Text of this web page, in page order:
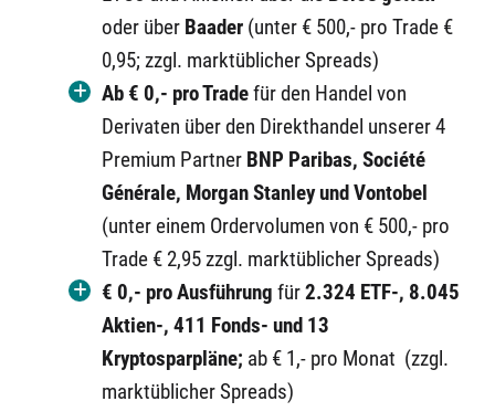
oder über Baader (unter € 500,- pro Trade €
0,95; zzgl. marktüblicher Spreads)
Ab € 0,- pro Tradefür den Handel von
Derivaten über den Direkthandel unserer 4
Premium Partner BNP Paribas, Société
Générale, Morgan Stanley und Vontobel
(unter einem Ordervolumen von € 500,- pro
Trade € 2,95 zzgl. marktüblicher Spreads)
€ 0,- pro Ausführung für2.324 ETF-, 8.045
Aktien-, 411 Fonds- und 13
Kryptosparpläne; ab € 1,- pro Monat (zzgl.
marktüblicher Spreads)